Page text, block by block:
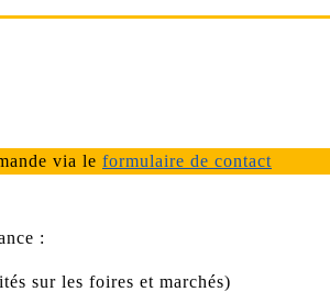
via le formulaire de contact
:
sur les foires et marchés)